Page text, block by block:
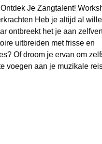
Je Zangtalent!
Heb je altijd al
ontbreekt het je aan
uitbreiden met frisse en
Of droom je ervan om
voegen aan je muzikale